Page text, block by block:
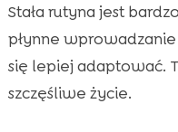
Stała rutyna jest
płynne
się lepiej adaptować.
szczęśliwe życie.